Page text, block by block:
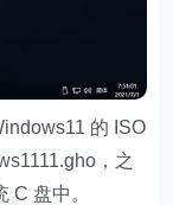
的 ISO
，之
C 盘中。